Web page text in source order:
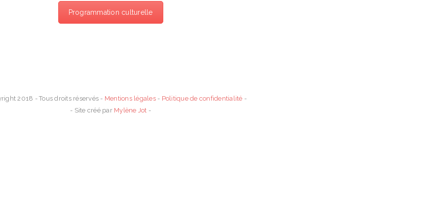
Programmation culturelle
connecté ! Contactez-nous
2018 - Tous droits réservés - Mentions légales- Politique de confidentialité -
- Site créé par Mylène Jot -